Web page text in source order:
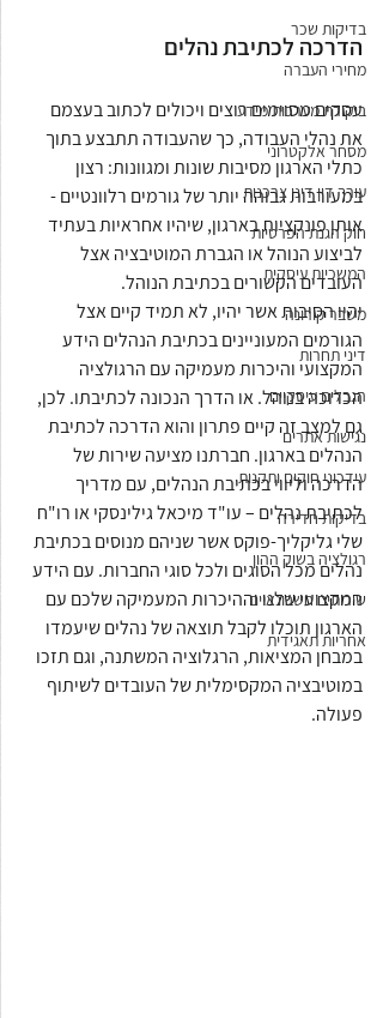
בדיקות שכר
מחירי העברה
ביקורת מערכות מידע
מסחר אלקטרוני
עורך דין דיני צרכנות
חוק הגנת הפרטיות
המשכיות עיסקית
משבר קורונה
דיני תחרות
הגבלים עיסקיים
נגישות אתרים
עידכוני חוקים ותקנות
בדיקות חדירה
רגולציה בשוק ההון
שירותים חשבונאיים
אחריות תאגידית
הדרכה לכתיבת נהלים
עסקים מסוימים רוצים ויכולים לכתוב בעצמם
את נהלי העבודה, כך שהעבודה תתבצע בתוך
כתלי הארגון מסיבות שונות ומגוונות: רצון
במעורבות גבוהה יותר של גורמים רלוונטיים -
אותן פונקציות בארגון, שיהיו אחראיות בעתיד
לביצוע הנוהל או הגברת המוטיבציה אצל
העובדים הקשורים בכתיבת הנוהל.
יהיו הסיבות אשר יהיו, לא תמיד קיים אצל
הגורמים המעוניינים בכתיבת הנהלים הידע
המקצועי והיכרות מעמיקה עם הרגולציה
הכרוכה בנוהל. או הדרך הנכונה לכתיבתו. לכן,
גם למצב זה קיים פתרון והוא הדרכה לכתיבת
הנהלים בארגון. חברתנו מציעה שירות של
הדרכה וליווי בכתיבת הנהלים, עם מדריך
לכתיבת נהלים – עו"ד מיכאל גילינסקי או רו"ח
שלי גליקליך-פוקס אשר שניהם מנוסים בכתיבת
נהלים מכל הסוגים ולכל סוגי החברות. עם הידע
המקצועי שלנו וההיכרות המעמיקה שלכם עם
הארגון תוכלו לקבל תוצאה של נהלים שיעמדו
במבחן המציאות, הרגלוציה המשתנה, וגם תזכו
במוטיבציה המקסימלית של העובדים לשיתוף
פעולה.